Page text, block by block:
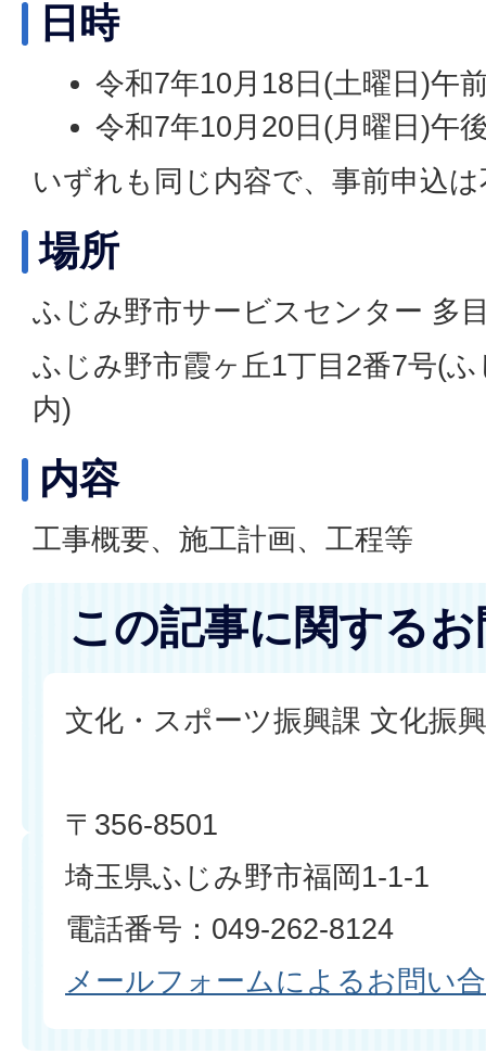
日時
令和7年10月18日(土曜日)午
令和7年10月20日(月曜日)午
いずれも同じ内容で、事前申込
場所
ふじみ野市サービスセンター 多
ふじみ野市霞ヶ丘1丁目2番7号(
内)
内容
工事概要、施工計画、工程等
この記事に関する
文化・スポーツ振興課 文化振
〒356-8501
埼玉県ふじみ野市福岡1-1-1
電話番号：049-262-8124
メールフォームによるお問い